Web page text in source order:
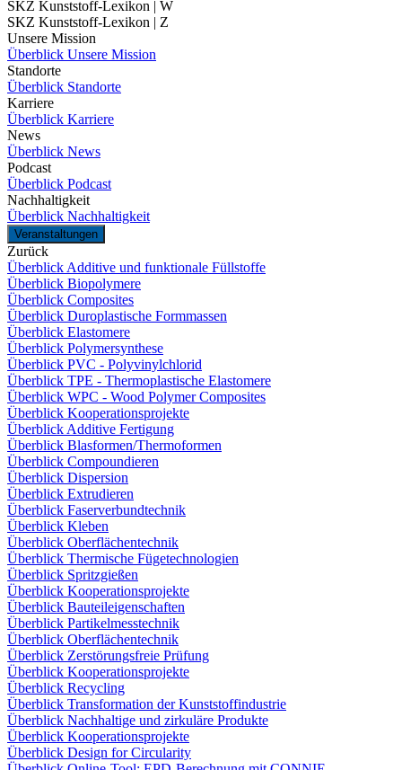
SKZ Kunststoff-Lexikon | W
SKZ Kunststoff-Lexikon | Z
Unsere Mission
Überblick Unsere Mission
Standorte
Überblick Standorte
Karriere
Überblick Karriere
News
Überblick News
Podcast
Überblick Podcast
Nachhaltigkeit
Überblick Nachhaltigkeit
Veranstaltungen
Zurück
Überblick Additive und funktionale Füllstoffe
Überblick Biopolymere
Überblick Composites
Überblick Duroplastische Formmassen
Überblick Elastomere
Überblick Polymersynthese
Überblick PVC - Polyvinylchlorid
Überblick TPE - Thermoplastische Elastomere
Überblick WPC - Wood Polymer Composites
Überblick Kooperationsprojekte
Überblick Additive Fertigung
Überblick Blasformen/Thermoformen
Überblick Compoundieren
Überblick Dispersion
Überblick Extrudieren
Überblick Faserverbundtechnik
Überblick Kleben
Überblick Oberflächentechnik
Überblick Thermische Fügetechnologien
Überblick Spritzgießen
Überblick Kooperationsprojekte
Überblick Bauteileigenschaften
Überblick Partikelmesstechnik
Überblick Oberflächentechnik
Überblick Zerstörungsfreie Prüfung
Überblick Kooperationsprojekte
Überblick Recycling
Überblick Transformation der Kunststoffindustrie
Überblick Nachhaltige und zirkuläre Produkte
Überblick Kooperationsprojekte
Überblick Design for Circularity